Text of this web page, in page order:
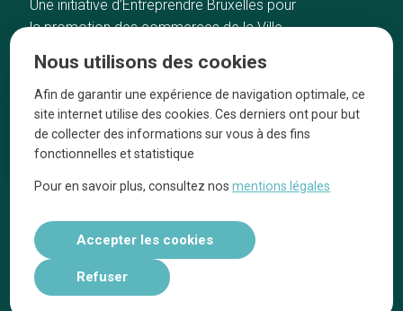
Une initiative d’Entreprendre Bruxelles pour
la promotion des commerces de la Ville
Accueil
Bonnes adresses
Quartiers
Blog
Tops 10
Artisans
A propos
On parle de nous
Nous utilisons des cookies
Afin de garantir une expérience de navigation optimale, ce
site internet utilise des cookies. Ces derniers ont pour but
de collecter des informations sur vous à des fins
fonctionnelles et statistique
Pour en savoir plus, consultez nosmentions légales
Accepter les cookies
Refuser